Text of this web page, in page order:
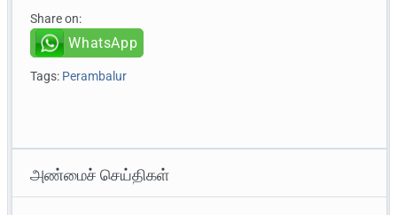
Share on:
WhatsApp
Tags: Perambalur
அண்மைச் செய்திகள்